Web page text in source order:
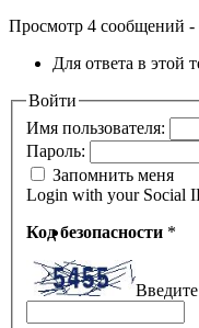
Просмотр 4 сообщений -
Для ответа в этой
Войти
Имя пользователя:
Пароль:
Запомнить меня
Login with your Social
Код безопасности *